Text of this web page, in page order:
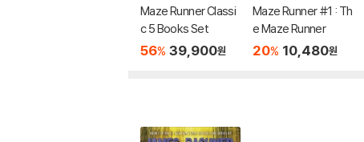
Maze Runner Classi
c 5 Books Set
56% 39,900원
Maze Runner #1 : Th
e Maze Runner
20% 10,480원